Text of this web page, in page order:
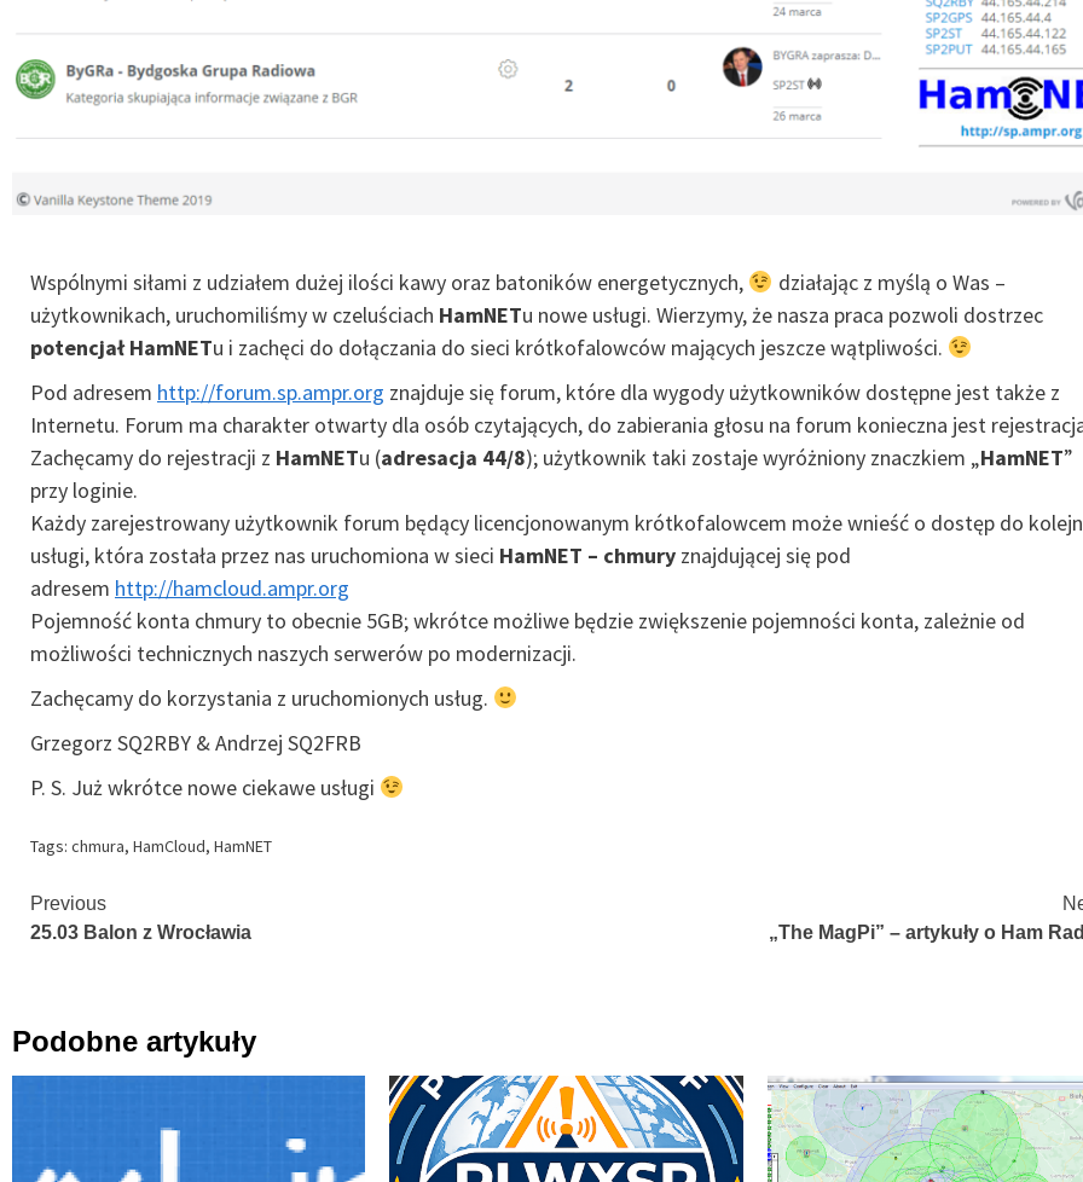
Wspólnymi siłami z udziałem dużej ilości kawy oraz batoników energetycznych,
działając z myślą o Was –
użytkownikach, uruchomiliśmy w czeluściach HamNETu nowe usługi. Wierzymy, że nasza praca pozwoli dostrzec
potencjał HamNETu i zachęci do dołączania do sieci krótkofalowców mających jeszcze wątpliwości.
Pod adresem http://forum.sp.ampr.org znajduje się forum, które dla wygody użytkowników dostępne jest także z
Internetu. Forum ma charakter otwarty dla osób czytających, do zabierania głosu na forum konieczna jest
Zachęcamy do rejestracji z HamNETu (adresacja 44/8); użytkownik taki zostaje wyróżniony znaczkiem „HamNET”
przy loginie.
Każdy zarejestrowany użytkownik forum będący licencjonowanym krótkofalowcem może wnieść o dostęp do
usługi, która została przez nas uruchomiona w sieci HamNET – chmury znajdującej się pod
adresem http://hamcloud.ampr.org
Pojemność konta chmury to obecnie 5GB; wkrótce możliwe będzie zwiększenie pojemności konta, zależnie od
możliwości technicznych naszych serwerów po modernizacji.
Zachęcamy do korzystania z uruchomionych usług.
Grzegorz SQ2RBY & Andrzej SQ2FRB
P. S. Już wkrótce nowe ciekawe usługi
Tags: chmura, HamCloud, HamNET
Continue
Reading
Previous
25.03 Balon z Wrocławia
„The MagPi” – artykuły o Ham
Podobne artykuły